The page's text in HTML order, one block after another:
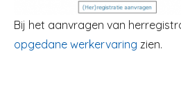
Bij het aanvragen van
opgedane werkervaring zien.